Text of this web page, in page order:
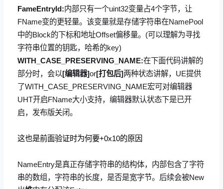
FameEntryId:内部只有一个uint32变量占4个字节，让
FName变的更轻量。该变量就是存储字符串在NamePool
中的Block的下标和地址Offset偏移量。(可以理解为寻找
字符串位置的钥匙，哈希的key)
WITH_CASE_PRESERVING_NAME:在下面代码讲解的
部分时，会以[编辑器]or[打包后]两种状态讲解，UE提供
了WITH_CASE_PRESERVING_NAME宏可对编辑器
UHT开启FName大小支持，编辑器默认状态下是已开
启，发布版关闭。
这也是前面验证时为何要+0x10的原因
NameEntry是真正存储字符串的结构体，内部包含了字符
串的数组，字符串的长度，是否是宽字节。后续会被New